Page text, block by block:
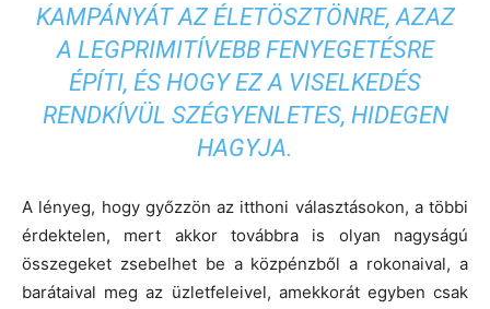
KAMPÁNYÁT AZ ÉLETÖSZTÖNRE, AZAZ
A LEGPRIMITÍVEBB FENYEGETÉSRE
ÉPÍTI, ÉS HOGY EZ A VISELKEDÉS
RENDKÍVÜL SZÉGYENLETES, HIDEGEN
HAGYJA.
A lényeg, hogy győzzön az itthoni választásokon, a többi
érdektelen, mert akkor továbbra is olyan nagyságú
összegeket zsebelhet be a közpénzből a rokonaival, a
barátaival meg az üzletfeleivel, amekkorát egyben csak